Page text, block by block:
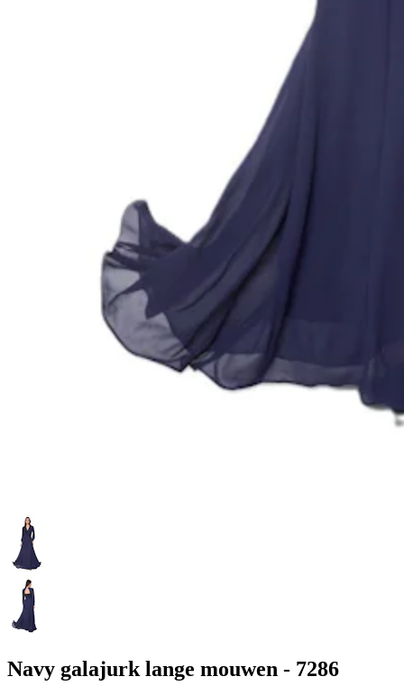
Navy galajurk lange mouwen - 7286